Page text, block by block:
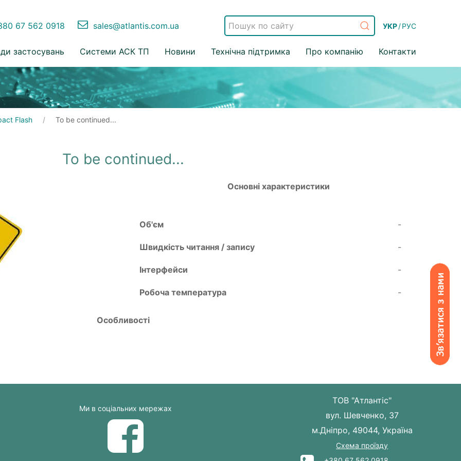
67 562 0918 sales@atlantis.com.ua УКР/РУС
застосувань Системи АСК ТП Новини Технічна підтримка Про компанію Контакти
Flash To be continued...
To be continued...
Основні характеристики
Об'єм -
Швидкість читання / запису -
Інтерфейси -
Робоча температура -
Особливості
Ми в соціальних мережах
ТОВ "Атлантіс"
вул. Шевченко, 37
м.Дніпро, 49044, Україна
Схема проїзду